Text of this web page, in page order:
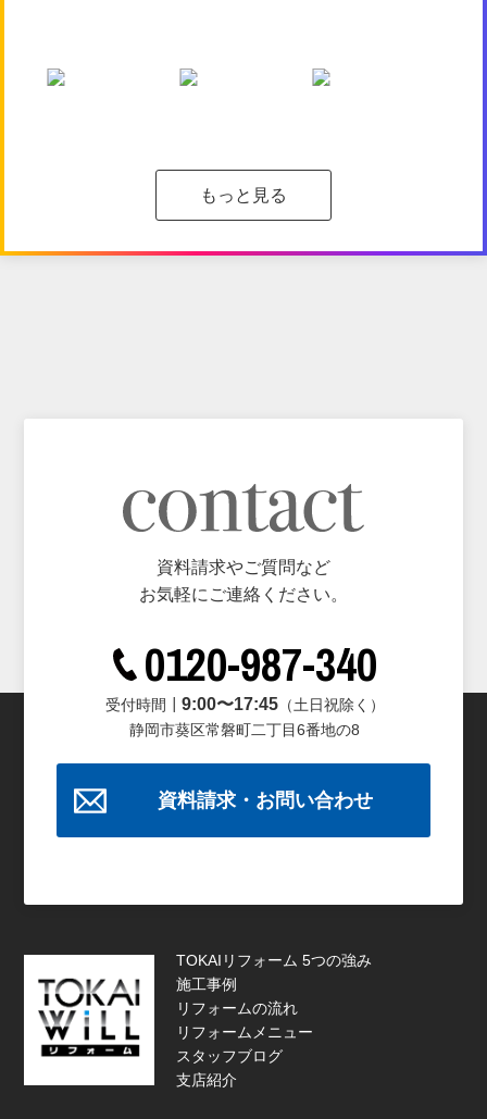
もっと見る
資料請求やご質問など
お気軽にご連絡ください。
0120-987-340
受付時間┃ 9:00〜17:45（土日祝除く）
静岡市葵区常磐町二丁目6番地の8
資料請求・お問い合わせ
TOKAIリフォーム 5つの強み
施工事例
リフォームの流れ
リフォームメニュー
スタッフブログ
支店紹介